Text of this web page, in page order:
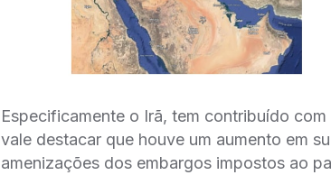
Especificamente o Irã, tem contribuído
vale destacar que houve um aumento em
amenizações dos embargos impostos ao